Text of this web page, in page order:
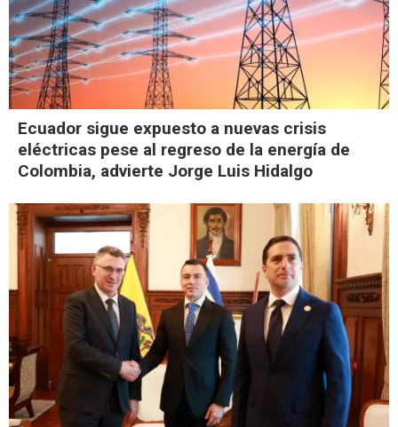
Ecuador sigue expuesto a nuevas crisis
eléctricas pese al regreso de la energía de
Colombia, advierte Jorge Luis Hidalgo